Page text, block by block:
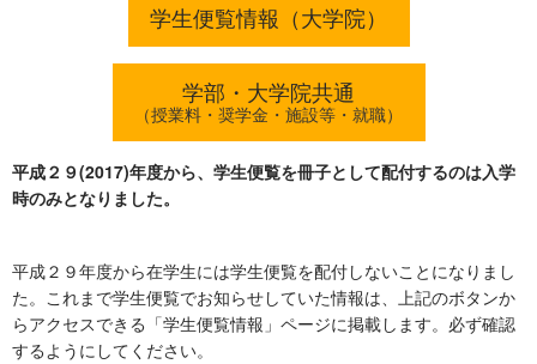
学生便覧情報（大学院）
学部・大学院共通
（授業料・奨学金・施設等・就職）
平成２９(2017)年度から、学生便覧を冊子として配付するのは入学
時のみとなりました。
平成２９年度から在学生には学生便覧を配付しないことになりまし
た。これまで学生便覧でお知らせしていた情報は、上記のボタンか
らアクセスできる「学生便覧情報」ページに掲載します。必ず確認
するようにしてください。